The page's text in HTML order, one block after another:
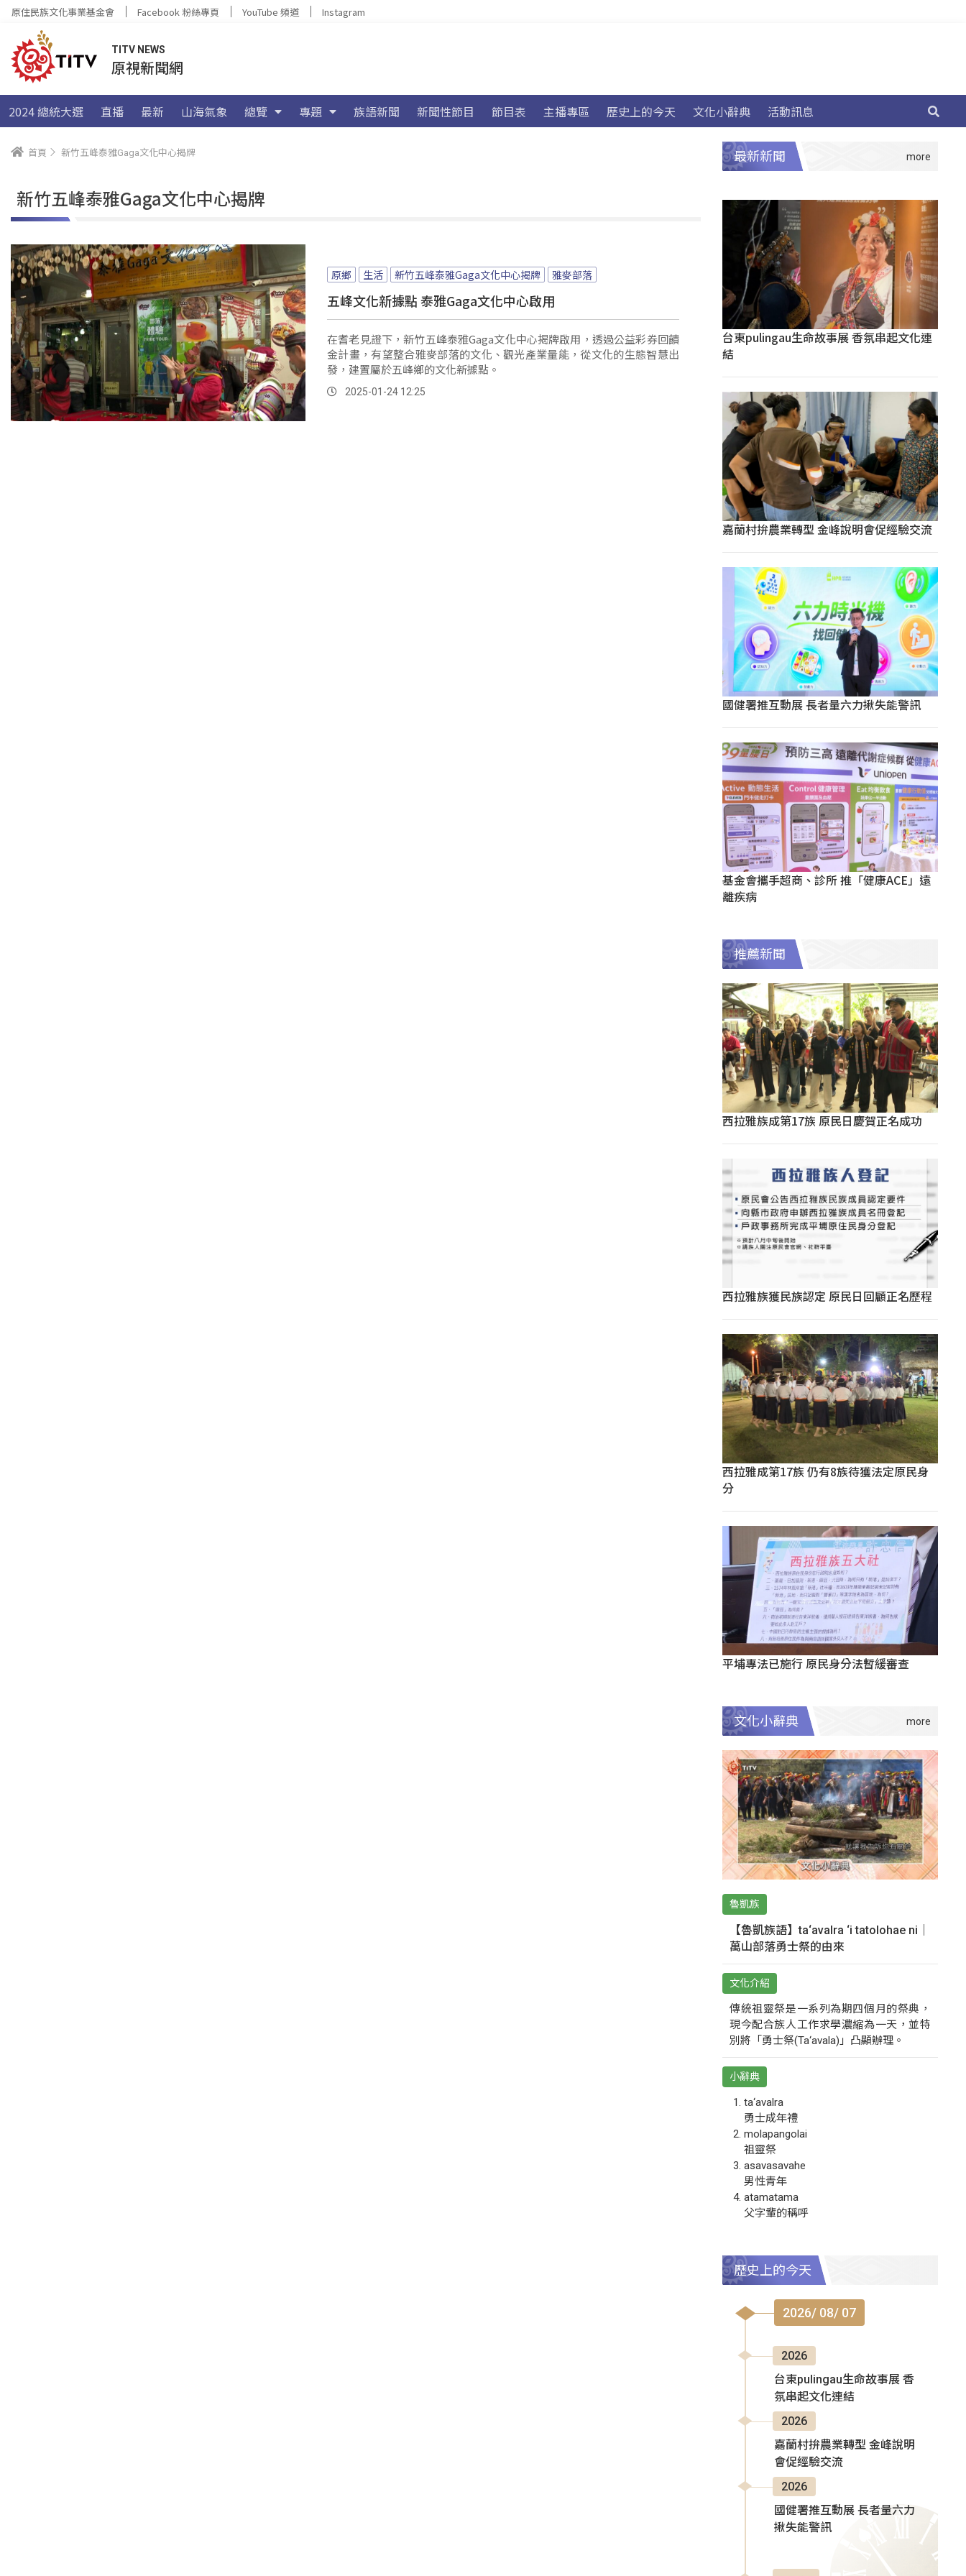
原住民族文化事業基金會 Facebook 粉絲專頁 YouTube 頻道 Instagram
TITV NEWS
原視新聞網
2024 總統大選 直播 最新 山海氣象 總覽 專題 族語新聞 新聞性節目 節目表 主播專區 歷史上的今天 文化小辭典 活動訊息
首頁 新竹五峰泰雅Gaga文化中心揭牌
新竹五峰泰雅Gaga文化中心揭牌
原鄉 生活 新竹五峰泰雅Gaga文化中心揭牌 雅麥部落
五峰文化新據點 泰雅Gaga文化中心啟用
在耆老見證下，新竹五峰泰雅Gaga文化中心揭牌啟用，透過公益彩券回饋
金計畫，有望整合雅麥部落的文化、觀光產業量能，從文化的生態智慧出
發，建置屬於五峰鄉的文化新據點。
2025-01-24 12:25
最新新聞
台東pulingau生命故事展 香氛串起文化連
結
嘉蘭村拚農業轉型 金峰說明會促經驗交流
國健署推互動展 長者量六力揪失能警訊
基金會攜手超商、診所 推「健康ACE」遠
離疾病
推薦新聞
西拉雅族成第17族 原民日慶賀正名成功
西拉雅族獲民族認定 原民日回顧正名歷程
西拉雅成第17族 仍有8族待獲法定原民身
分
平埔專法已施行 原民身分法暫緩審查
文化小辭典
魯凱族
【魯凱族語】ta‘avalra ‘i tatolohae ni｜
萬山部落勇士祭的由來
文化介紹
傳統祖靈祭是一系列為期四個月的祭典，
現今配合族人工作求學濃縮為一天，並特
別將「勇士祭(Ta‘avala)」凸顯辦理。
小辭典
ta‘avalra
勇士成年禮
molapangolai
祖靈祭
asavasavahe
男性青年
atamatama
父字輩的稱呼
歷史上的今天
2026/ 08/ 07
2026
台東pulingau生命故事展 香
氛串起文化連結
2026
嘉蘭村拚農業轉型 金峰說明
會促經驗交流
2026
國健署推互動展 長者量六力
揪失能警訊